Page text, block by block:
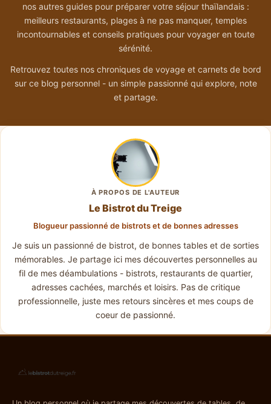
nos autres guides pour préparer votre séjour thaïlandais :
meilleurs restaurants, plages à ne pas manquer, temples
incontournables et conseils pratiques pour voyager en toute
sérénité.
Retrouvez toutes nos chroniques de voyage et carnets de bord
sur ce blog personnel - un simple passionné qui explore, note
et partage.
À PROPOS DE L'AUTEUR
Le Bistrot du Treige
Blogueur passionné de bistrots et de bonnes adresses
Je suis un passionné de bistrot, de bonnes tables et de sorties
mémorables. Je partage ici mes découvertes personnelles au
fil de mes déambulations - bistrots, restaurants de quartier,
adresses cachées, marchés et loisirs. Pas de critique
professionnelle, juste mes retours sincères et mes coups de
coeur de passionné.